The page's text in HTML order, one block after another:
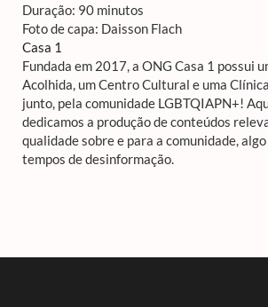
Duração: 90 minutos
Foto de capa: Daisson Flach
Casa 1
Fundada em 2017, a ONG Casa 1 possui
Acolhida, um Centro Cultural e uma
junto, pela comunidade LGBTQIAPN+!
dedicamos a produção de conteúdos
qualidade sobre e para a comunidade,
tempos de desinformação.